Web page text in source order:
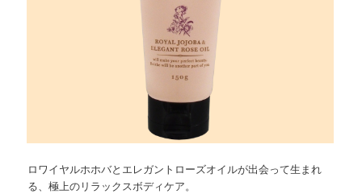
ロワイヤルホホバとエレガントローズオイルが出会って生まれ
る、極上のリラックスボディケア。